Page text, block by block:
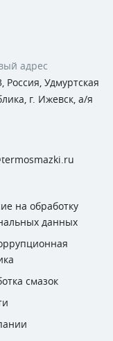
адрес
Россия, Удмуртская
г. Ижевск, а/я
на обработку
данных
смазок